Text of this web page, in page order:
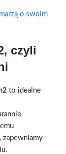
o swoim
czyli
to idealne
zapewniamy